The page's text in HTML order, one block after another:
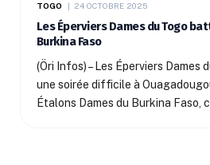
TOGO 24 OCTOBRE 2025
Les Éperviers Dames du Togo
Burkina Faso
(Öri Infos) – Les Éperviers Dames
une soirée difficile à
Étalons Dames du Burkina Faso,